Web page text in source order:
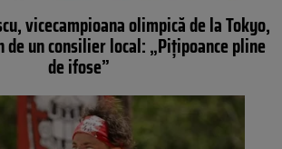
vicecampioana olimpică de la Tokyo,
de un consilier local: „Pițipoance pline
de ifose”